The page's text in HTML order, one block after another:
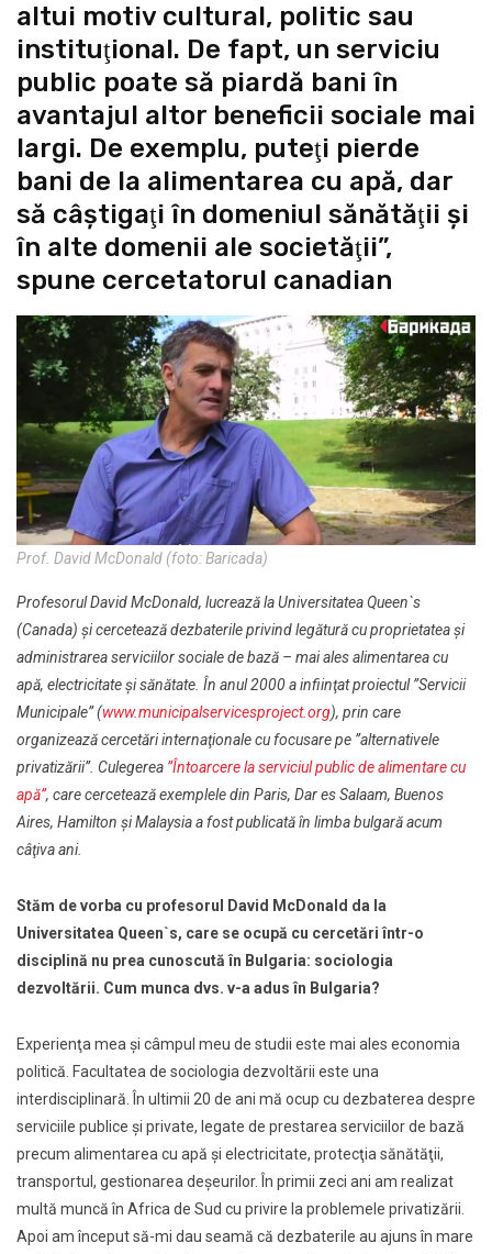
altui motiv cultural, politic sau
instituţional. De fapt, un serviciu
public poate să piardă bani în
avantajul altor beneficii sociale mai
largi. De exemplu, puteţi pierde
bani de la alimentarea cu apă, dar
să câştigaţi în domeniul sănătăţii şi
în alte domenii ale societăţii”,
spune cercetatorul canadian
Prof. David McDonald (foto: Baricada)
Profesorul David McDonald, lucrează la Universitatea Queen`s
(Canada) şi cercetează dezbaterile privind legătură cu proprietatea şi
administrarea serviciilor sociale de bază – mai ales alimentarea cu
apă, electricitate şi sănătate. În anul 2000 a infiinţat proiectul ”Servicii
Municipale” (www.municipalservicesproject.org), prin care
organizează cercetări internaţionale cu focusare pe ”alternativele
privatizării”. Culegerea ”Întoarcere la serviciul public de alimentare cu
apă”, care cercetează exemplele din Paris, Dar es Salaam, Buenos
Aires, Hamilton şi Malaysia a fost publicată în limba bulgară acum
câţiva ani.
Stăm de vorba cu profesorul David McDonald da la
Universitatea Queen`s, care se ocupă cu cercetări într-o
disciplină nu prea cunoscută în Bulgaria: sociologia
dezvoltării. Cum munca dvs. v-a adus în Bulgaria?
Experienţa mea şi câmpul meu de studii este mai ales economia
politică. Facultatea de sociologia dezvoltării este una
interdisciplinară. În ultimii 20 de ani mă ocup cu dezbaterea despre
serviciile publice şi private, legate de prestarea serviciilor de bază
precum alimentarea cu apă şi electricitate, protecţia sănătăţii,
transportul, gestionarea deşeurilor. În primii zeci ani am realizat
multă muncă în Africa de Sud cu privire la problemele privatizării.
Apoi am început să-mi dau seamă că dezbaterile au ajuns în mare